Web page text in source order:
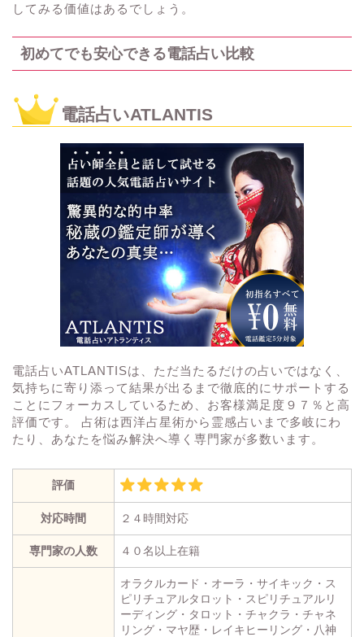
してみる価値はあるでしょう。
初めてでも安心できる電話占い比較
電話占いATLANTIS
電話占いATLANTISは、ただ当たるだけの占いではなく、
気持ちに寄り添って結果が出るまで徹底的にサポートする
ことにフォーカスしているため、お客様満足度９７％と高
評価です。 占術は西洋占星術から霊感占いまで多岐にわ
たり、あなたを悩み解決へ導く専門家が多数います。
評価
対応時間 ２４時間対応
専門家の人数 ４０名以上在籍
オラクルカード・オーラ・サイキック・ス
ピリチュアルタロット・スピリチュアルリ
ーディング・タロット・チャクラ・チャネ
リング・マヤ歴・レイキヒーリング・八神